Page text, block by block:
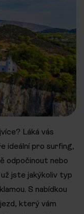
Láká vás
ideální pro surfing,
odpočinout nebo
jste jakýkoliv typ
S nabídkou
který vám